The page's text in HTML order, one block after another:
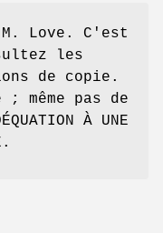
Love. C'est
les
de copie.
même pas de
À UNE